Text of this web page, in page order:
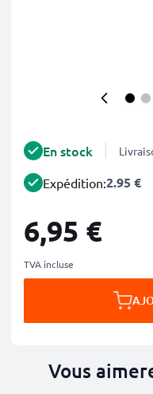
En stock
Expédition:2.95 €
6,95 €
TVA incluse
Vous